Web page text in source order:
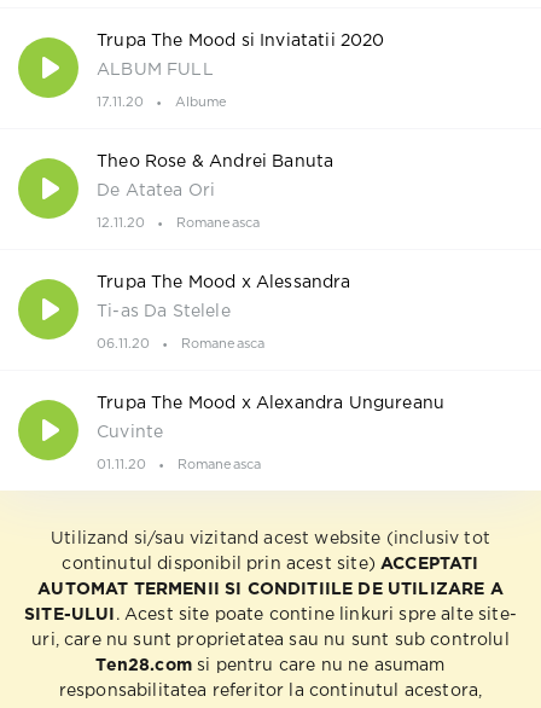
Trupa The Mood si Inviatatii 2020
ALBUM FULL
17.11.20 Albume
Theo Rose & Andrei Banuta
De Atatea Ori
12.11.20 Romaneasca
Trupa The Mood x Alessandra
Ti-as Da Stelele
06.11.20 Romaneasca
Trupa The Mood x Alexandra Ungureanu
Cuvinte
01.11.20 Romaneasca
Utilizand si/sau vizitand acest website (inclusiv tot
continutul disponibil prin acest site) ACCEPTATI
AUTOMAT TERMENII SI CONDITIILE DE UTILIZARE A
SITE-ULUI
. Acest site poate contine linkuri spre alte site-
uri, care nu sunt proprietatea sau nu sunt sub controlul
Ten28.comsi pentru care nu ne asumam
responsabilitatea referitor la continutul acestora,